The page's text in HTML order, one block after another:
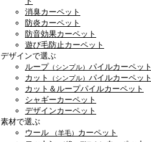
消臭カーペット
防炎カーペット
防音効果カーペット
遊び毛防止カーペット
デザインで選ぶ
ループ （シンプル） パイルカーペット
カット
（シンプル） パイルカーペット
カット＆ループパイルカーペット
シャギーカーペット
デザインカーペット
素材で選ぶ
ウール
（羊毛） カーペット